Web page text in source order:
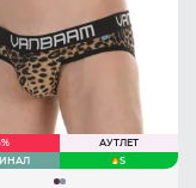
АУТЛЕТ
S